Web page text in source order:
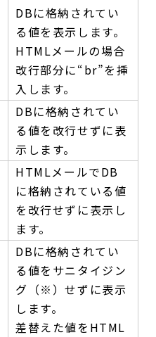
DBに格納されてい
る値を表示します。
HTMLメールの場合
改行部分に“br”を挿
入します。
DBに格納されてい
る値を改行せずに表
示します。
HTMLメールでDB
に格納されている値
を改行せずに表示し
ます。
DBに格納されてい
る値をサニタイジン
グ（※）せずに表示
します。
差替えた値をHTML